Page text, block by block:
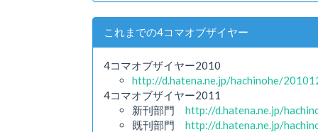
これまでの4コマオブザイヤー
4コマオブザイヤー2010
http://d.hatena.ne.jp/hachinohe/
4コマオブザイヤー2011
新刊部門 http://d.hatena.ne.jp/
既刊部門 http://d.hatena.ne.jp/